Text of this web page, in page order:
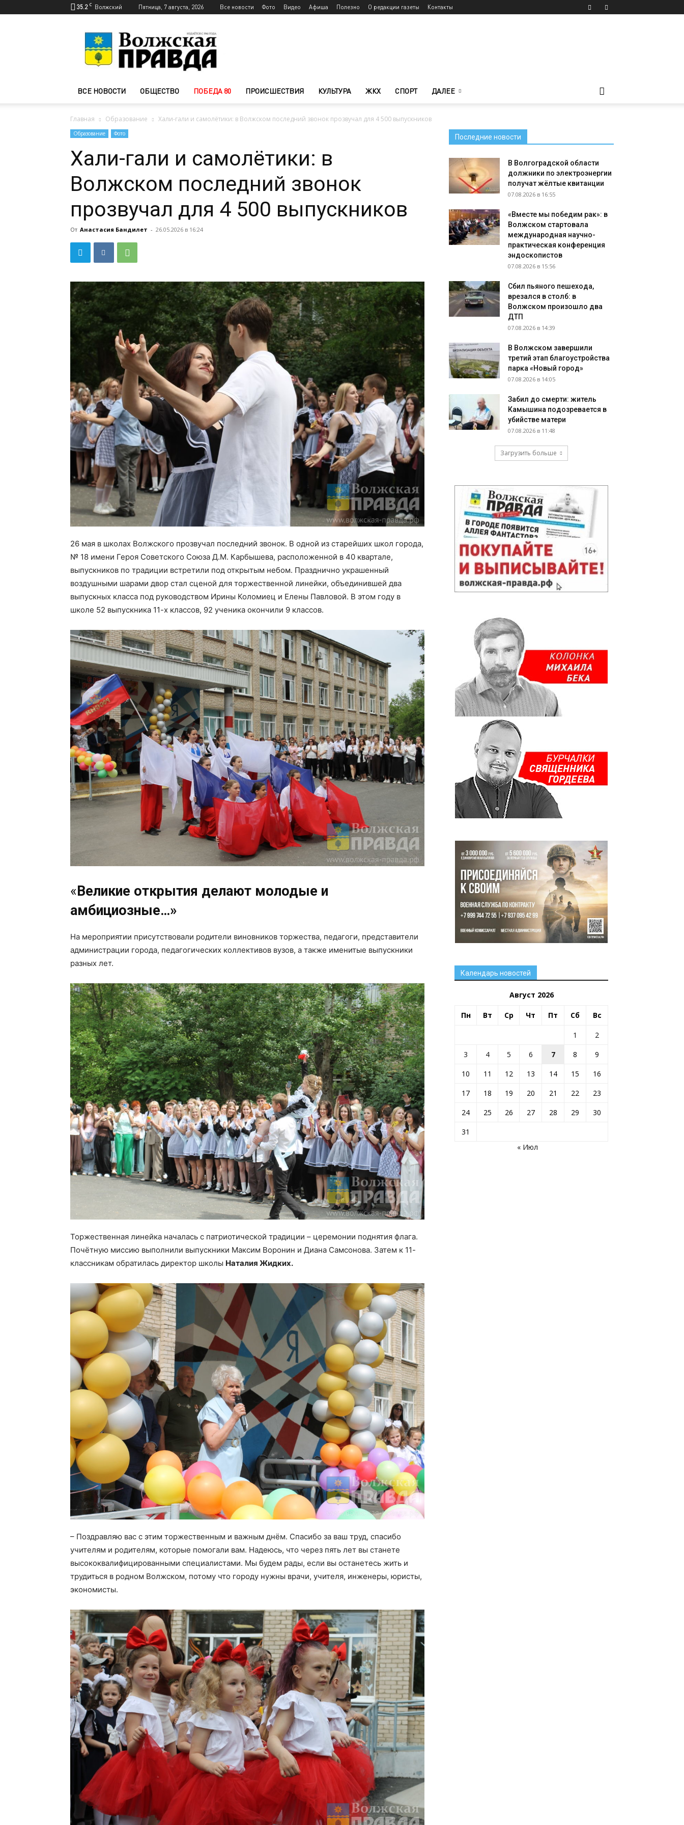
35.2 C Волжский Пятница, 7 августа, 2026 Все новости Фото Видео Афиша Полезно О редакции газеты Контакты
Волжского
—
Волжская
ВСЕ НОВОСТИ ОБЩЕСТВО ПОБЕДА 80 ПРОИСШЕСТВИЯ КУЛЬТУРА ЖКХ СПОРТ ДАЛЕЕ
Главная Образование Хали-гали и самолётики: в Волжском последний звонок прозвучал для 4 500 выпускников
Образование Фото
Хали-гали и самолётики: в
Волжском последний звонок
прозвучал для 4 500 выпускников
От Анастасия Бандилет - 26.05.2026 в 16:24
26 мая в школах Волжского прозвучал последний звонок. В одной из старейших школ города,
№ 18 имени Героя Советского Союза Д.М. Карбышева, расположенной в 40 квартале,
выпускников по традиции встретили под открытым небом. Празднично украшенный
воздушными шарами двор стал сценой для торжественной линейки, объединившей два
выпускных класса под руководством Ирины Коломиец и Елены Павловой. В этом году в
школе 52 выпускника 11-х классов, 92 ученика окончили 9 классов.
«Великие открытия делают молодые и
амбициозные…»
На мероприятии присутствовали родители виновников торжества, педагоги, представители
администрации города, педагогических коллективов вузов, а также именитые выпускники
разных лет.
Торжественная линейка началась с патриотической традиции – церемонии поднятия флага.
Почётную миссию выполнили выпускники Максим Воронин и Диана Самсонова. Затем к 11-
классникам обратилась директор школы Наталия Жидких.
– Поздравляю вас с этим торжественным и важным днём. Спасибо за ваш труд, спасибо
учителям и родителям, которые помогали вам. Надеюсь, что через пять лет вы станете
высококвалифицированными специалистами. Мы будем рады, если вы останетесь жить и
трудиться в родном Волжском, потому что городу нужны врачи, учителя, инженеры, юристы,
экономисты.
Последние новости
В Волгоградской области
должники по электроэнергии
получат жёлтые квитанции
07.08.2026 в 16:55
«Вместе мы победим рак»: в
Волжском стартовала
международная научно-
практическая конференция
эндоскопистов
07.08.2026 в 15:56
Сбил пьяного пешехода,
врезался в столб: в
Волжском произошло два
ДТП
07.08.2026 в 14:39
В Волжском завершили
третий этап благоустройства
парка «Новый город»
07.08.2026 в 14:05
Забил до смерти: житель
Камышина подозревается в
убийстве матери
07.08.2026 в 11:48
Загрузить больше
Календарь новостей
Август 2026
Пн Вт Ср Чт Пт Сб Вс
1
2
3
4 5 6 7 8
9
10
11 12 13 14 15
16
17
18 19 20 21 22
23
24
25 26 27 28 29
30
31
« Июл